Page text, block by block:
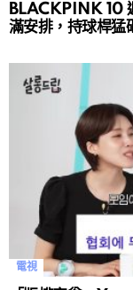
BLACKPINK 10
滿安排，持球桿猛
電視